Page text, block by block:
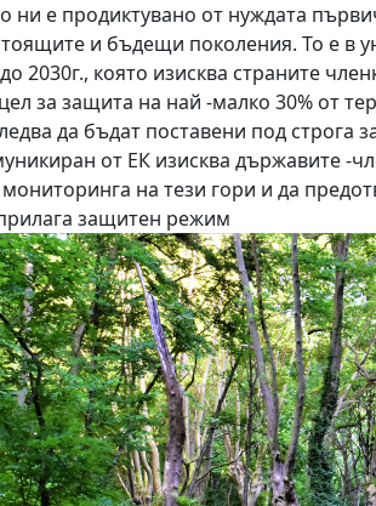
ни е продиктувано от нуждата
и бъдещи поколения. То е в
2030г., която изисква страните
за защита на най -малко 30% от
да бъдат поставени под строга
от ЕК изисква държавите -
на тези гори и да
защитен режим